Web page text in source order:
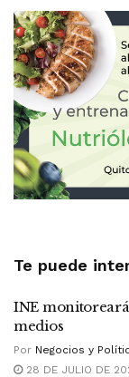
Te puede
INE
medios
Por Negocios y
28 DE JULIO DE